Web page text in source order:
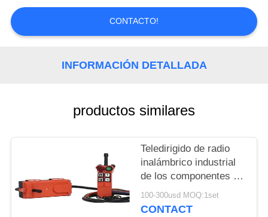
COTIZACIÓN
SITIO
PRIVACY
POLICY
CONTACTO!
INFORMACIÓN DETALLADA
productos similares
Teledirigido de radio
inalámbrico industrial
de los componentes de
la grúa móvil de F21-6s
100-300usd MOQ:1set
CONTACT